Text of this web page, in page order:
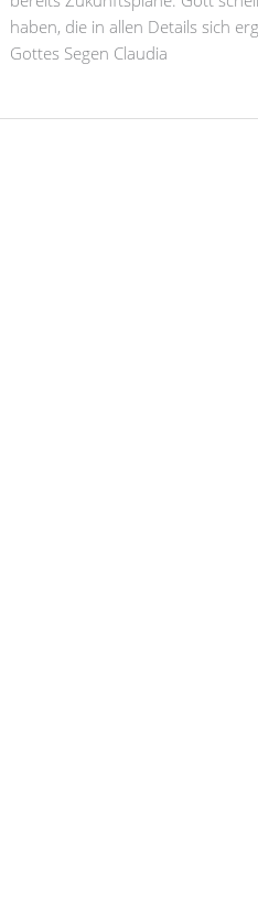
haben, die in allen Details sich
Gottes Segen Claudia